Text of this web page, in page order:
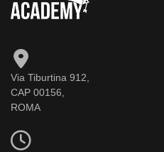
Via Tiburtina 912,
CAP 00156,
ROMA